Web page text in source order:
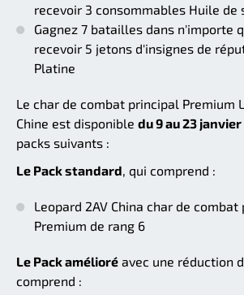
recevoir 3 consommables Huile de
Gagnez 7 batailles dans n'importe
recevoir 5 jetons d'insignes de
Platine
Le char de combat principal Premium
Chine est disponible du 9 au 23 janvier
packs suivants :
Le Pack standard, qui comprend :
Leopard 2AV China char de combat
Premium de rang 6
Le Pack amélioré avec une réduction
comprend :